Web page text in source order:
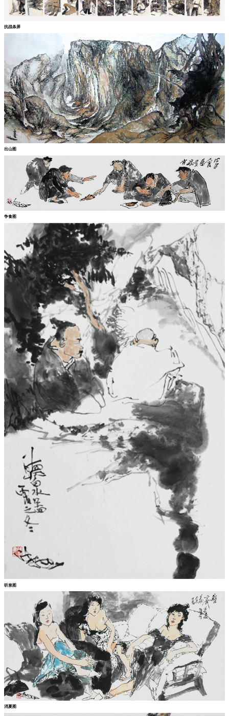
抗战条屏
出山图
争食图
听泉图
消夏图